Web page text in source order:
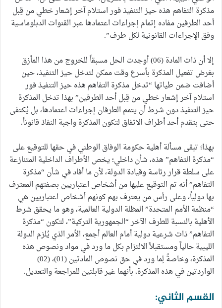
مذكرة التفاهم هذه حيز التنفيذ فور استلام آخر إشعار خطي من قِبل
أحد الطرفين مفاده إتمام إجراءات اعتمادها عبر القنوات الدبلوماسية
وفق الإجراءات القانونية لكل طرف”.
إلا أن ذات المادة (06) أوجدت الحل مسبقاً للخروج من هذا المأزق
بغرض تفعيل المذكرة بأسرع وقت ممكن لتدخل حيز التنفيذ، حين
أضافت ضمن طياتها “تدخل مذكرة التفاهم هذه حيز التنفيذ فور
استلام آخر إشعار خطي من قِبل أحد الطرفين” بهذا تدخل المذكرة
حيز التنفيذ دون شرط أن يتمم الطرفان إجراءات اعتمادها، بل يُكتفى
حتى بتقدم أحد أطراف الاتفاق لتكون المذكرة واجبة النفاذ قانوناً.
بهذا؛ تبقى مسألة أهلية حكومة الوفاق الوطني في حقها للتوقيع على
“مذكرة التفاهم” هذه، شأن داخلي؛ يخص الأطراف الداخلية المتنازعة
على سلطة قرار رئاسة وقيادة الدولة، لأن ما أفاد في شأن “مذكرة
التفاهم” أنه تم التوقيع عليها من أشخاص اعتباريين بصفتهم المعترف
بها دولياً، وعلى رأس من يعترف بهم كونهم أشخاص اعتباريين هي
“منظمة الأمم المتحدة” المظلة الدولية العالمية، وهو ما يحقق شرط
الأهلية بالنسبة للطرف الآخر “الجمهورية التركية”، لتكون “مذكرة
التفاهم” ذات شرعية دولية أمام العالم أجمع، الأمر الذي يُلزم الدولة
الليبية حالياً ومستقبلاً الالتزام بكل ما ورد في مواد ونصوص هذه
المذكرة، وخاصةً لِما ورد في حق نصوص المادتين (01)، (02)
الواردتين في هذه المذكرة، بأنهما غير قابلتين للمراجعة والتعديل.
القسم الثاني: